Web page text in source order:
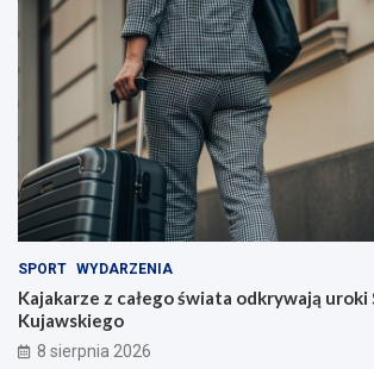
i
!
SPORT WYDARZENIA
Kajakarze z całego świata odkrywają uroki
Kujawskiego
8 sierpnia 2026